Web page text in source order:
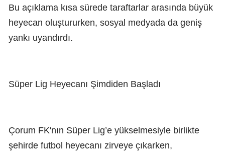
Bu açıklama kısa sürede taraftarlar arasında büyük
heyecan oluştururken, sosyal medyada da geniş
yankı uyandırdı.
Süper Lig Heyecanı Şimdiden Başladı
Çorum FK'nın Süper Lig’e yükselmesiyle birlikte
şehirde futbol heyecanı zirveye çıkarken,